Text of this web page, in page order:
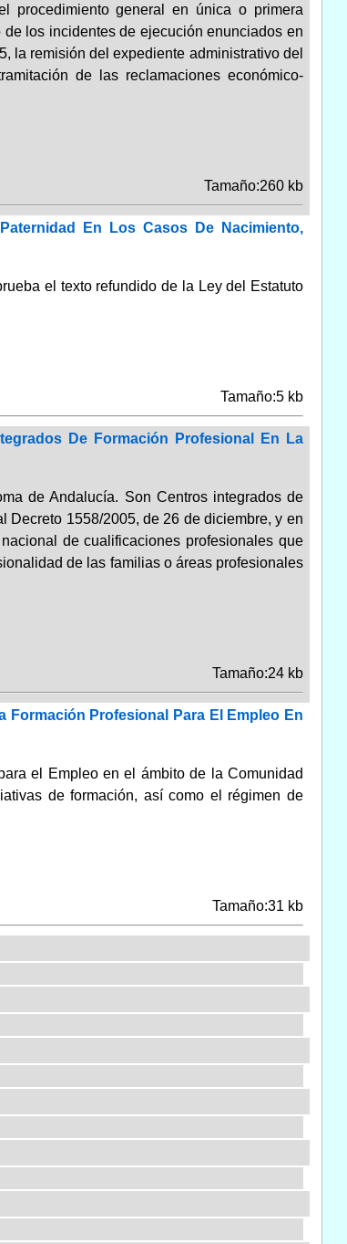
procedimiento general en única o primera
los incidentes de ejecución enunciados en
la remisión del expediente administrativo del
de las reclamaciones económico-
Tamaño:260 kb
En Los Casos De Nacimiento,
el texto refundido de la Ley del Estatuto
Tamaño:5 kb
De Formación Profesional En La
de Andalucía. Son Centros integrados de
1558/2005, de 26 de diciembre, y en
de cualificaciones profesionales que
de las familias o áreas profesionales
Tamaño:24 kb
Formación Profesional Para El Empleo En
el Empleo en el ámbito de la Comunidad
de formación, así como el régimen de
Tamaño:31 kb